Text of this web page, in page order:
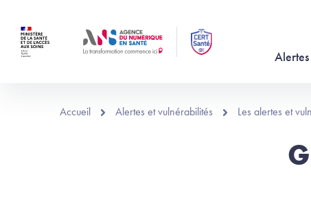
Accueil Alertes et vulnérabilités Les alertes et